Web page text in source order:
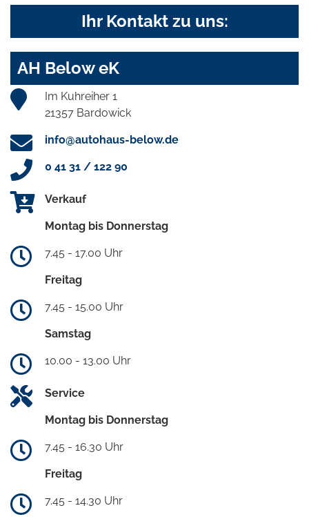
Ihr Kontakt zu uns:
AH Below eK
Im Kuhreiher 1
21357 Bardowick
info@autohaus-below.de
0 41 31 / 122 90
Verkauf
Montag bis Donnerstag
7.45 - 17.00 Uhr
Freitag
7.45 - 15.00 Uhr
Samstag
10.00 - 13.00 Uhr
Service
Montag bis Donnerstag
7.45 - 16.30 Uhr
Freitag
7.45 - 14.30 Uhr